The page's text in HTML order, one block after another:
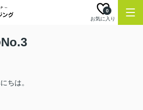
お気に入り
0
ちは。